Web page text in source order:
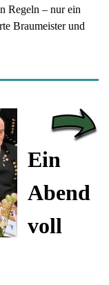
Regeln – nur ein
Braumeister und
Ein
Abend
voll